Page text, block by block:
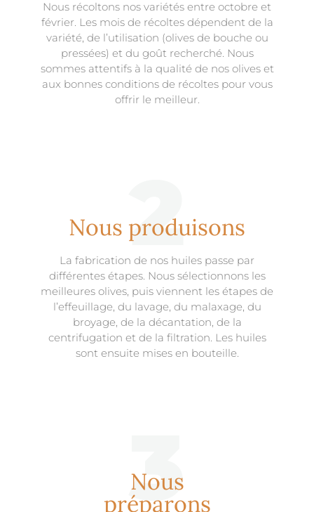
Nous récoltons nos variétés entre octobre et
février. Les mois de récoltes dépendent de la
variété, de l’utilisation (olives de bouche ou
pressées) et du goût recherché. Nous
sommes attentifs à la qualité de nos olives et
aux bonnes conditions de récoltes pour vous
offrir le meilleur.
2
Nous produisons
La fabrication de nos huiles passe par
différentes étapes. Nous sélectionnons les
meilleures olives, puis viennent les étapes de
l’effeuillage, du lavage, du malaxage, du
broyage, de la décantation, de la
centrifugation et de la filtration. Les huiles
sont ensuite mises en bouteille.
3
Nous
préparons